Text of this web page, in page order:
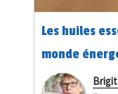
Les huiles
monde